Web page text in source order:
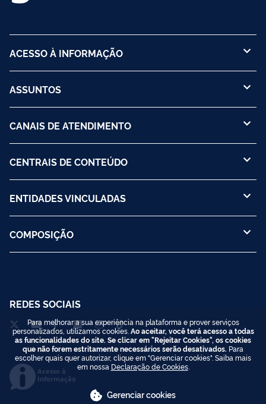
ACESSO À INFORMAÇÃO
ASSUNTOS
CANAIS DE ATENDIMENTO
CENTRAIS DE CONTEÚDO
ENTIDADES VINCULADAS
COMPOSIÇÃO
REDES SOCIAIS
Acesso à
Informação
Para melhorar a sua experiência na plataforma e prover serviços
personalizados, utilizamos cookies. Ao aceitar, você terá acesso a todas
as funcionalidades do site. Se clicar em "Rejeitar Cookies", os cookies
que não forem estritamente necessários serão desativados. Para
escolher quais quer autorizar, clique em "Gerenciar cookies". Saiba mais
em nossa Declaração de Cookies.
Gerenciar cookies